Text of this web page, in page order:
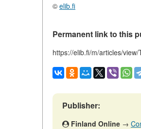
© elib.fi
Permanent link to this
https://elib.fi/m/articles/
Publisher:
Finland Online →